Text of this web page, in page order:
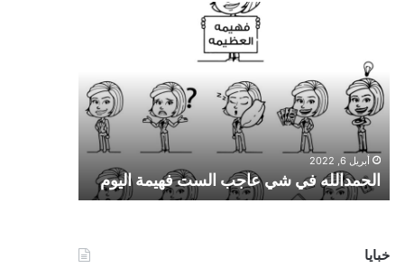
د
ي
ع
أبريل 6, 2022
الحمدالله في شي عاجب الست فهيمة اليوم
خبايا